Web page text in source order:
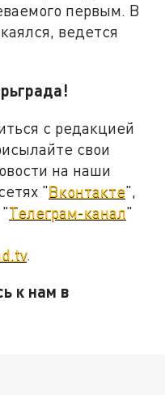
первым. В
ведется
с редакцией
свои
на наши
"Вконтакте",
Телеграм-канал"
.
к нам в